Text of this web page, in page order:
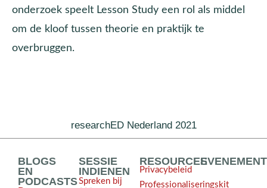
onderzoek speelt Lesson Study een rol als middel
om de kloof tussen theorie en praktijk te
overbruggen.
researchED Nederland 2021
BLOGS
EN
PODCASTS
SESSIE
INDIENEN
Spreken bij
RESOURCES
Privacybeleid
Professionaliseringskit